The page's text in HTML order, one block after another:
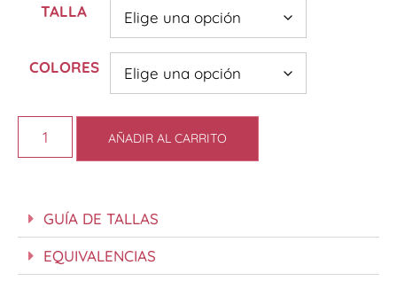
TALLA
COLORES
AÑADIR AL CARRITO
GUÍA DE TALLAS
EQUIVALENCIAS